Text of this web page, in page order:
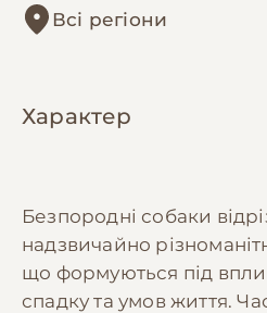
Всі регіони
Характер
Безпородні собаки
надзвичайно
що формуються під
спадку та умов життя.